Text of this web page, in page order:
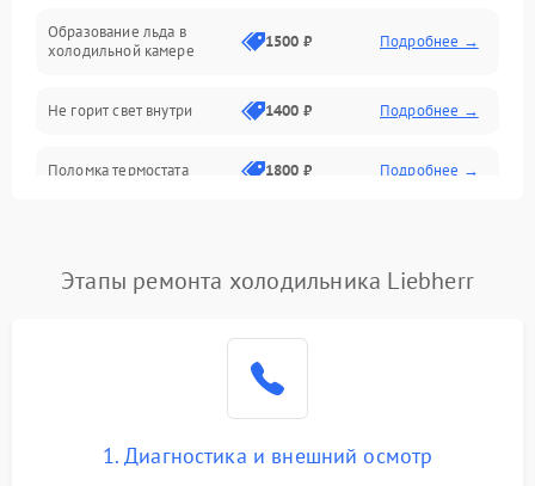
Образование льда в
холодильной камере
1500 ₽ Подробнее →
Не горит свет внутри 1400 ₽ Подробнее →
Поломка термостата 1800 ₽ Подробнее →
Поломка системы No Frost 2600 ₽ Подробнее →
Этапы ремонта холодильника Liebherr
1. Диагностика и внешний осмотр